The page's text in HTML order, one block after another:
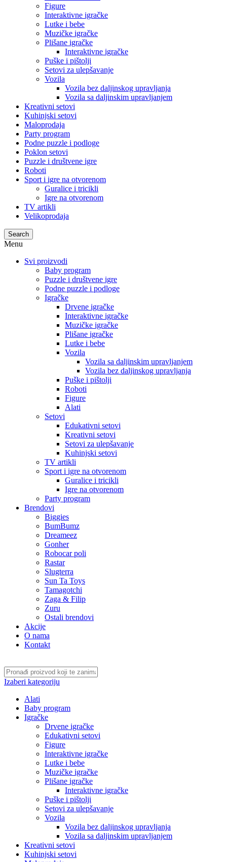
Figure
Interaktivne igračke
Lutke i bebe
Muzičke igračke
Plišane igračke
Interaktivne igračke
Puške i pištolji
Setovi za ulepšavanje
Vozila
Vozila bez daljinskog upravljanja
Vozila sa daljinskim upravljanjem
Kreativni setovi
Kuhinjski setovi
Maloprodaja
Party program
Podne puzzle i podloge
Poklon setovi
Puzzle i društvene igre
Roboti
Sport i igre na otvorenom
Guralice i tricikli
Igre na otvorenom
TV artikli
Velikoprodaja
Search
Menu
Svi proizvodi
Baby program
Puzzle i društvene igre
Podne puzzle i podloge
Igračke
Drvene igračke
Interaktivne igračke
Muzičke igračke
Plišane igračke
Lutke i bebe
Vozila
Vozila sa daljinskim upravljanjem
Vozila bez daljinskog upravljanja
Puške i pištolji
Roboti
Figure
Alati
Setovi
Edukativni setovi
Kreativni setovi
Setovi za ulepšavanje
Kuhinjski setovi
TV artikli
Sport i igre na otvorenom
Guralice i tricikli
Igre na otvorenom
Party program
Brendovi
Biggies
BumBumz
Dreameez
Gonher
Robocar poli
Rastar
Slugterra
Sun Ta Toys
Tamagotchi
Zaga & Filip
Zuru
Ostali brendovi
Akcije
O nama
Kontakt
Izaberi kategoriju
Alati
Baby program
Igračke
Drvene igračke
Edukativni setovi
Figure
Interaktivne igračke
Lutke i bebe
Muzičke igračke
Plišane igračke
Interaktivne igračke
Puške i pištolji
Setovi za ulepšavanje
Vozila
Vozila bez daljinskog upravljanja
Vozila sa daljinskim upravljanjem
Kreativni setovi
Kuhinjski setovi